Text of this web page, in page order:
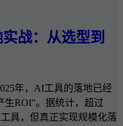
战：从选型到
年，AI工具的落地已经
生ROI"。据统计，超过
具，但真正实现规模化落